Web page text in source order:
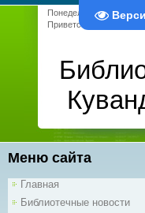
Понедельник,
Приветствую Вас
Гость
Меню сайта
Главная
Библиотечные новости